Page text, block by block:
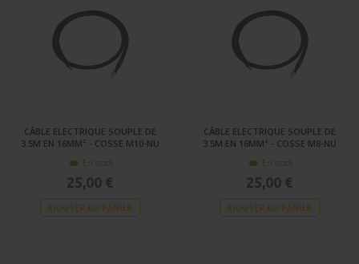
CÂBLE ÉLECTRIQUE SOUPLE DE
3.5M EN 16MM² - COSSE M10-NU
En stock
25,00 €
AJOUTER AU PANIER
CÂBLE ÉLECTRIQUE SOUPLE DE
3.5M EN 16MM² - COSSE M8-NU
En stock
25,00 €
AJOUTER AU PANIER